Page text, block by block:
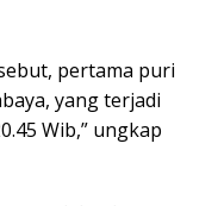
pertama puri
yang terjadi
Wib,” ungkap